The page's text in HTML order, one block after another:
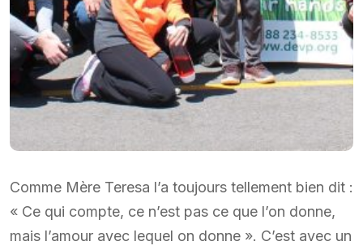
Comme Mère Teresa l’a toujours tellement bien dit :
« Ce qui compte, ce n’est pas ce que l’on donne,
mais l’amour avec lequel on donne ». C’est avec un